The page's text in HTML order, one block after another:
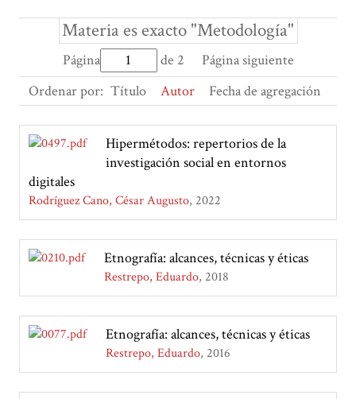
Materia es exacto "Metodología"
Página de 2
Página siguiente
Ordenar por: Título Autor Fecha de agregación
Hipermétodos: repertorios de la
investigación social en entornos
digitales
Rodríguez Cano, César Augusto 2022
Etnografía: alcances, técnicas y éticas
Restrepo, Eduardo 2018
Etnografía: alcances, técnicas y éticas
Restrepo, Eduardo 2016